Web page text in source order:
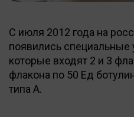
С июля 2012 года на
появились специальные
которые входят 2 и 3
флакона по 50 Ед
типа А.